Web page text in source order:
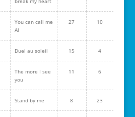
You can call me
Al
27 10
Duel au soleil 15 4
The more I see
you
11 6
Stand by me 8 23